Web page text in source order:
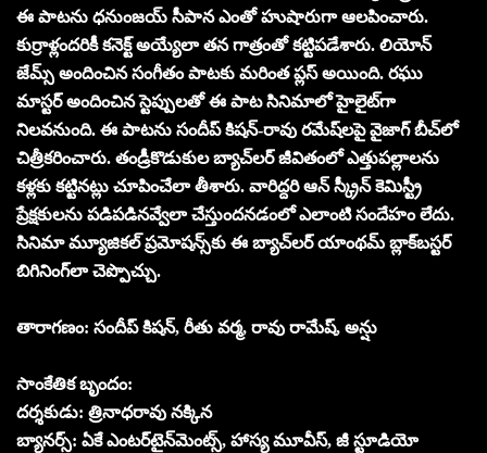
ఈ పాటను ధనుంజయ్ సీపాన ఎంతో హుషారుగా ఆలపించారు.
కుర్రాళ్లందరికీ కనెక్ట్ అయ్యేలా తన గాత్రంతో కట్టిపడేశారు. లియోన్
జేమ్స్ అందించిన సంగీతం పాటకు మరింత ప్లస్ అయింది. రఘు
మాస్టర్ అందించిన స్టెప్పులతో ఈ పాట సినిమాలో హైలైట్‌గా
నిలవనుంది. ఈ పాటను సందీప్ కిషన్-రావు రమేష్‌లపై వైజాగ్ బీచ్‌లో
చిత్రీకరించారు. తండ్రీకొడుకుల బ్యాచ్‌లర్ జీవితంలో ఎత్తుపల్లాలను
కళ్లకు కట్టినట్లు చూపించేలా తీశారు. వారిద్దరి ఆన్ స్క్రీన్ కెమిస్ట్రీ
ప్రేక్షకులను పడిపడినవ్వేలా చేస్తుందనడంలో ఎలాంటి సందేహం లేదు.
సినిమా మ్యూజికల్ ప్రమోషన్స్‌కు ఈ బ్యాచ్‌లర్ యాంథమ్ బ్లాక్‌బస్టర్
బిగినింగ్‌లా చెప్పొచ్చు.
తారాగణం: సందీప్ కిషన్, రీతు వర్మ, రావు రామేష్, అన్షు
సాంకేతిక బృందం:
దర్శకుడు: త్రినాధరావు నక్కిన
బ్యానర్స్: ఏకే ఎంటర్‌టైన్‌మెంట్స్, హాస్య మూవీస్, జీ స్టూడియో